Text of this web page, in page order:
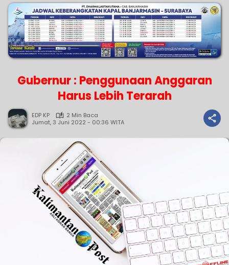
Gubernur : Penggunaan Anggaran
Harus Lebih Terarah
EDP KP
2 Min Baca
Jumat, 3 Juni 2022 - 00:36 WITA